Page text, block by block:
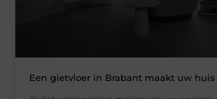
Een gietvloer in Brabant maakt uw huis